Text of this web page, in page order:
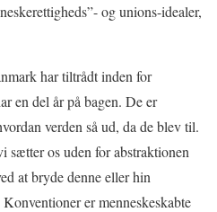
og unions-idealer,
har tiltrådt inden for
en del år på bagen. De er
verden så ud, da de blev til.
sætter os uden for abstraktionen
at bryde denne eller hin
er menneskeskabte